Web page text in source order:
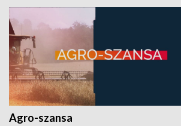
Agro-szansa